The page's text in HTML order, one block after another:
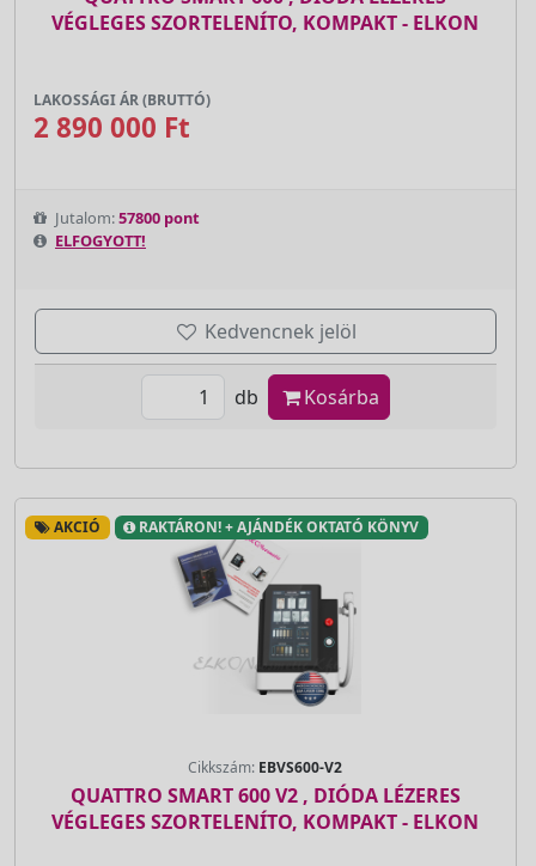
VÉGLEGES SZORTELENÍTO, KOMPAKT - ELKON
LAKOSSÁGI ÁR (BRUTTÓ)
2 890 000 Ft
Jutalom:57800 pont
ELFOGYOTT!
Kedvencnek jelöl
db Kosárba
AKCIÓ RAKTÁRON! + AJÁNDÉK OKTATÓ KÖNYV
Cikkszám: EBVS600-V2
QUATTRO SMART 600 V2 , DIÓDA LÉZERES
VÉGLEGES SZORTELENÍTO, KOMPAKT - ELKON